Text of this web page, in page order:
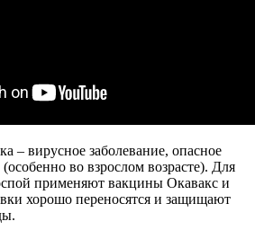
– вирусное заболевание, опасное
во взрослом возрасте). Для
применяют вакцины Окавакс и
хорошо переносятся и защищают